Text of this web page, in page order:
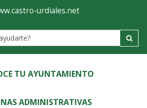
urdiales.net
Label
TU AYUNTAMIENTO
ADMINISTRATIVAS